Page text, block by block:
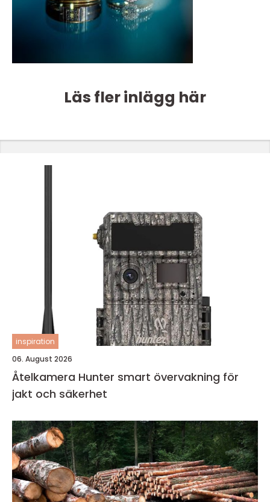
Läs fler inlägg här
inspiration
06. August 2026
Åtelkamera Hunter smart övervakning för
jakt och säkerhet